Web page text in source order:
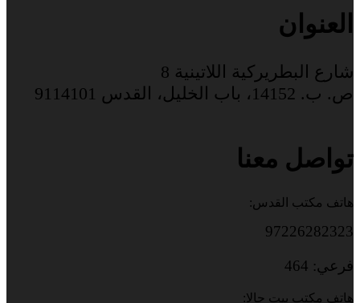
العنوان
شارع البطريركية اللاتينية 8
ص. ب. 14152، باب الخليل، القدس 9114101
تواصل معنا
هاتف مكتب القدس:
97226282323
فرعي: 464
هاتف مكتب بيت جالا: